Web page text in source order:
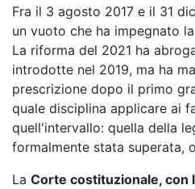
Fra il 3 agosto 2017 e il 31
un vuoto che ha impegnato
La riforma del 2021 ha
introdotte nel 2019, ma ha
prescrizione dopo il primo
quale disciplina applicare ai
quell'intervallo: quella della
formalmente stata superata,
La Corte costituzionale, con